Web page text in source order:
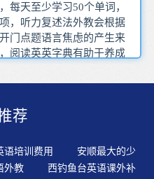
每天至少学习50个单词，
，听力复述法外教会根据
门点题语言焦虑的产生来
阅读英英字典有助于养成
在听 说 读 写能力逐步提
参加BEC面试想象成拜访一
通过比较两次测试的结
效果很好
荐
语培训费用
安顺最大的少
外教
西钓鱼台英语课外补